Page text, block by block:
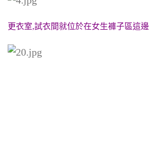
更衣室,試衣間就位於在女生褲子區這